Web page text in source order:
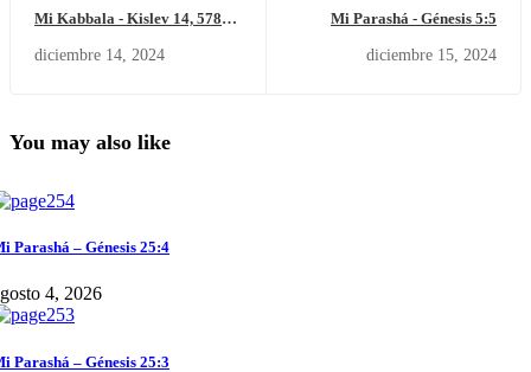
Mi Kabbala - Kislev 14, 5785 –
2024.
diciembre 14, 2024
Mi Parashá - Génesis 5:5
diciembre 15, 2024
You may also like
Parashá – Génesis 25:4
4, 2026
Parashá – Génesis 25:3